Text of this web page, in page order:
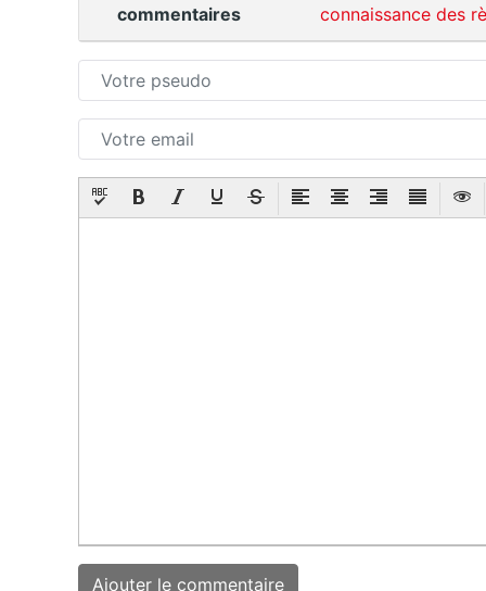
commentaires
connaissance des